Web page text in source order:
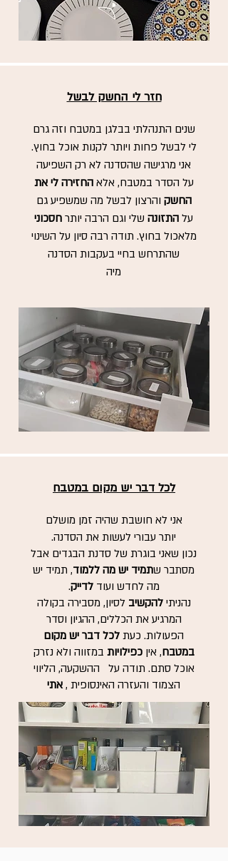
חזר לי החשק לבשל
שנים התנהלתי בבלגן במטבח וזה גרם
לי לבשל פחות ויותר לקנות אוכל בחוץ.
אני מרגישה שהסדנה לא רק השפיעה
על הסדר במטבח, אלאהחזירה לי את
החשק והרצון לבשל מה שמשפיע גם
על התזונה שלי וגם הרבה יותר חסכוני
מלאכול בחוץ. תודה רבה סיון על השינוי
שהתרחש בחיי בעקבות הסדנה
מיה
לכל דבר יש מקום במטבח
אני לא חושבת שהיה זמן מושלם
יותר עבורי לעשות את הסדנה.
נכון שאני בוגרת של סדנת הבגדים אבל
מסתבר שתמיד יש מה ללמוד, תמיד יש
מה לחדש ועודלדייק.
נהניתילהקשיב לסיון, מסבירה בקולה
המרגיע את הכללים, ההגיון וסדר
הפעולות. כעת לכל דבר יש מקום
במטבח, איןכפילויות במזווה ולא נזרק
אוכל סתם. תודה על ההשקעה, הליווי
הצמוד והעזרה האינסופית , אתי